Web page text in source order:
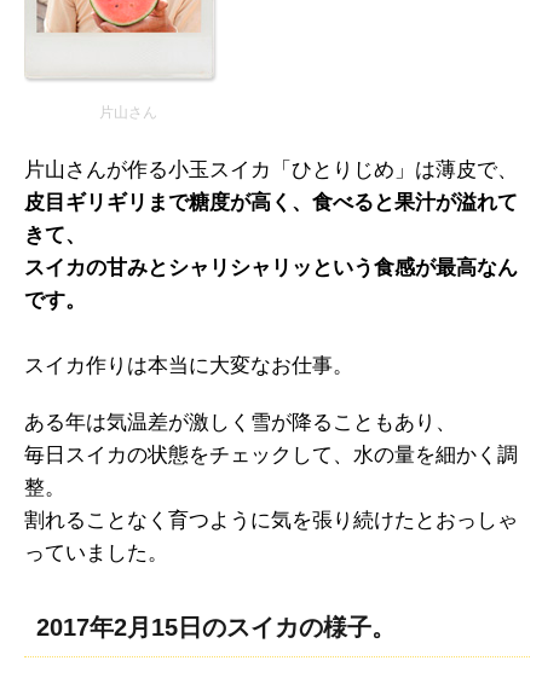
片山さん
片山さんが作る小玉スイカ「ひとりじめ」は薄皮で、
皮目ギリギリまで糖度が高く、食べると果汁が溢れて
きて、
スイカの甘みとシャリシャリッという食感が最高なん
です。
スイカ作りは本当に大変なお仕事。
ある年は気温差が激しく雪が降ることもあり、
毎日スイカの状態をチェックして、水の量を細かく調
整。
割れることなく育つように気を張り続けたとおっしゃ
っていました。
2017年2月15日のスイカの様子。